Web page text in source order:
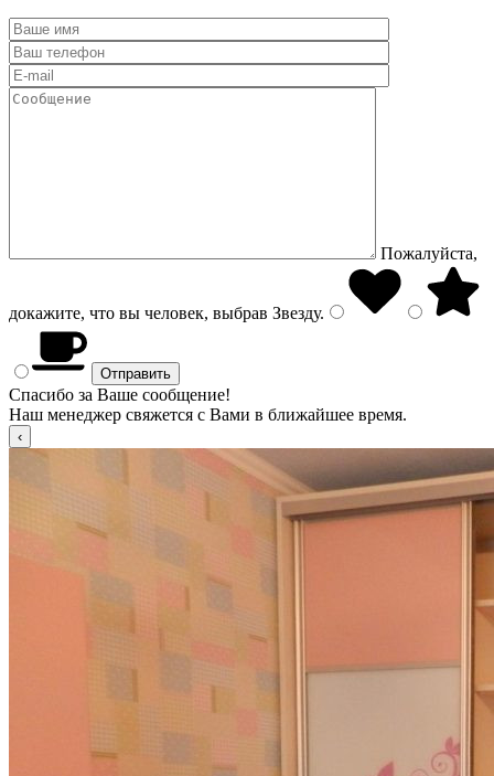
Пожалуйста,
докажите, что вы человек, выбрав Звезду.
Спасибо за Ваше сообщение!
Наш менеджер свяжется с Вами в ближайшее время.